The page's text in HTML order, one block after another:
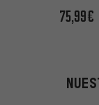
75,99€